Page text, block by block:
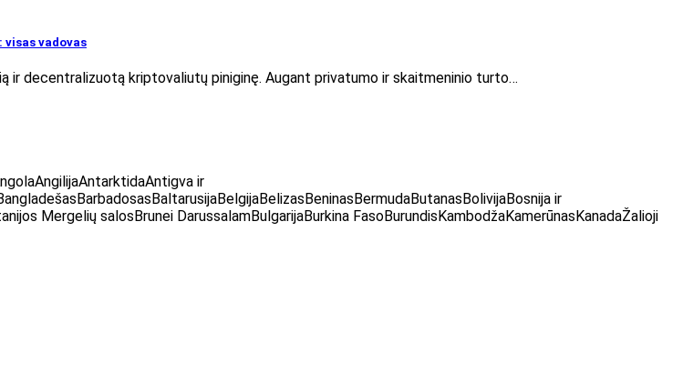
visas vadovas
ir decentralizuotą kriptovaliutų piniginę. Augant privatumo ir skaitmeninio turto…
ir
ir
Mergelių salosBrunei DarussalamBulgarijaBurkina FasoBurundisKambodžaKamerūnasKanadaŽalioji